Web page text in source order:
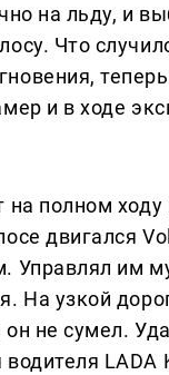
на льду, и
Что
и в ходе
на полном ходу
двигался
Управлял им
На узкой
он не сумел.
LADA